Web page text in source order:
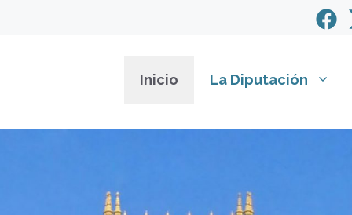
Inicio La Diputación